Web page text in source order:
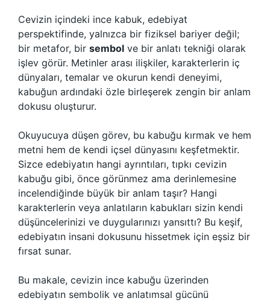
Cevizin içindeki ince kabuk, edebiyat
perspektifinde, yalnızca bir fiziksel bariyer değil;
bir metafor, bir sembol ve bir anlatı tekniği olarak
işlev görür. Metinler arası ilişkiler, karakterlerin iç
dünyaları, temalar ve okurun kendi deneyimi,
kabuğun ardındaki özle birleşerek zengin bir anlam
dokusu oluşturur.
Okuyucuya düşen görev, bu kabuğu kırmak ve hem
metni hem de kendi içsel dünyasını keşfetmektir.
Sizce edebiyatın hangi ayrıntıları, tıpkı cevizin
kabuğu gibi, önce görünmez ama derinlemesine
incelendiğinde büyük bir anlam taşır? Hangi
karakterlerin veya anlatıların kabukları sizin kendi
düşüncelerinizi ve duygularınızı yansıttı? Bu keşif,
edebiyatın insani dokusunu hissetmek için eşsiz bir
fırsat sunar.
Bu makale, cevizin ince kabuğu üzerinden
edebiyatın sembolik ve anlatımsal gücünü